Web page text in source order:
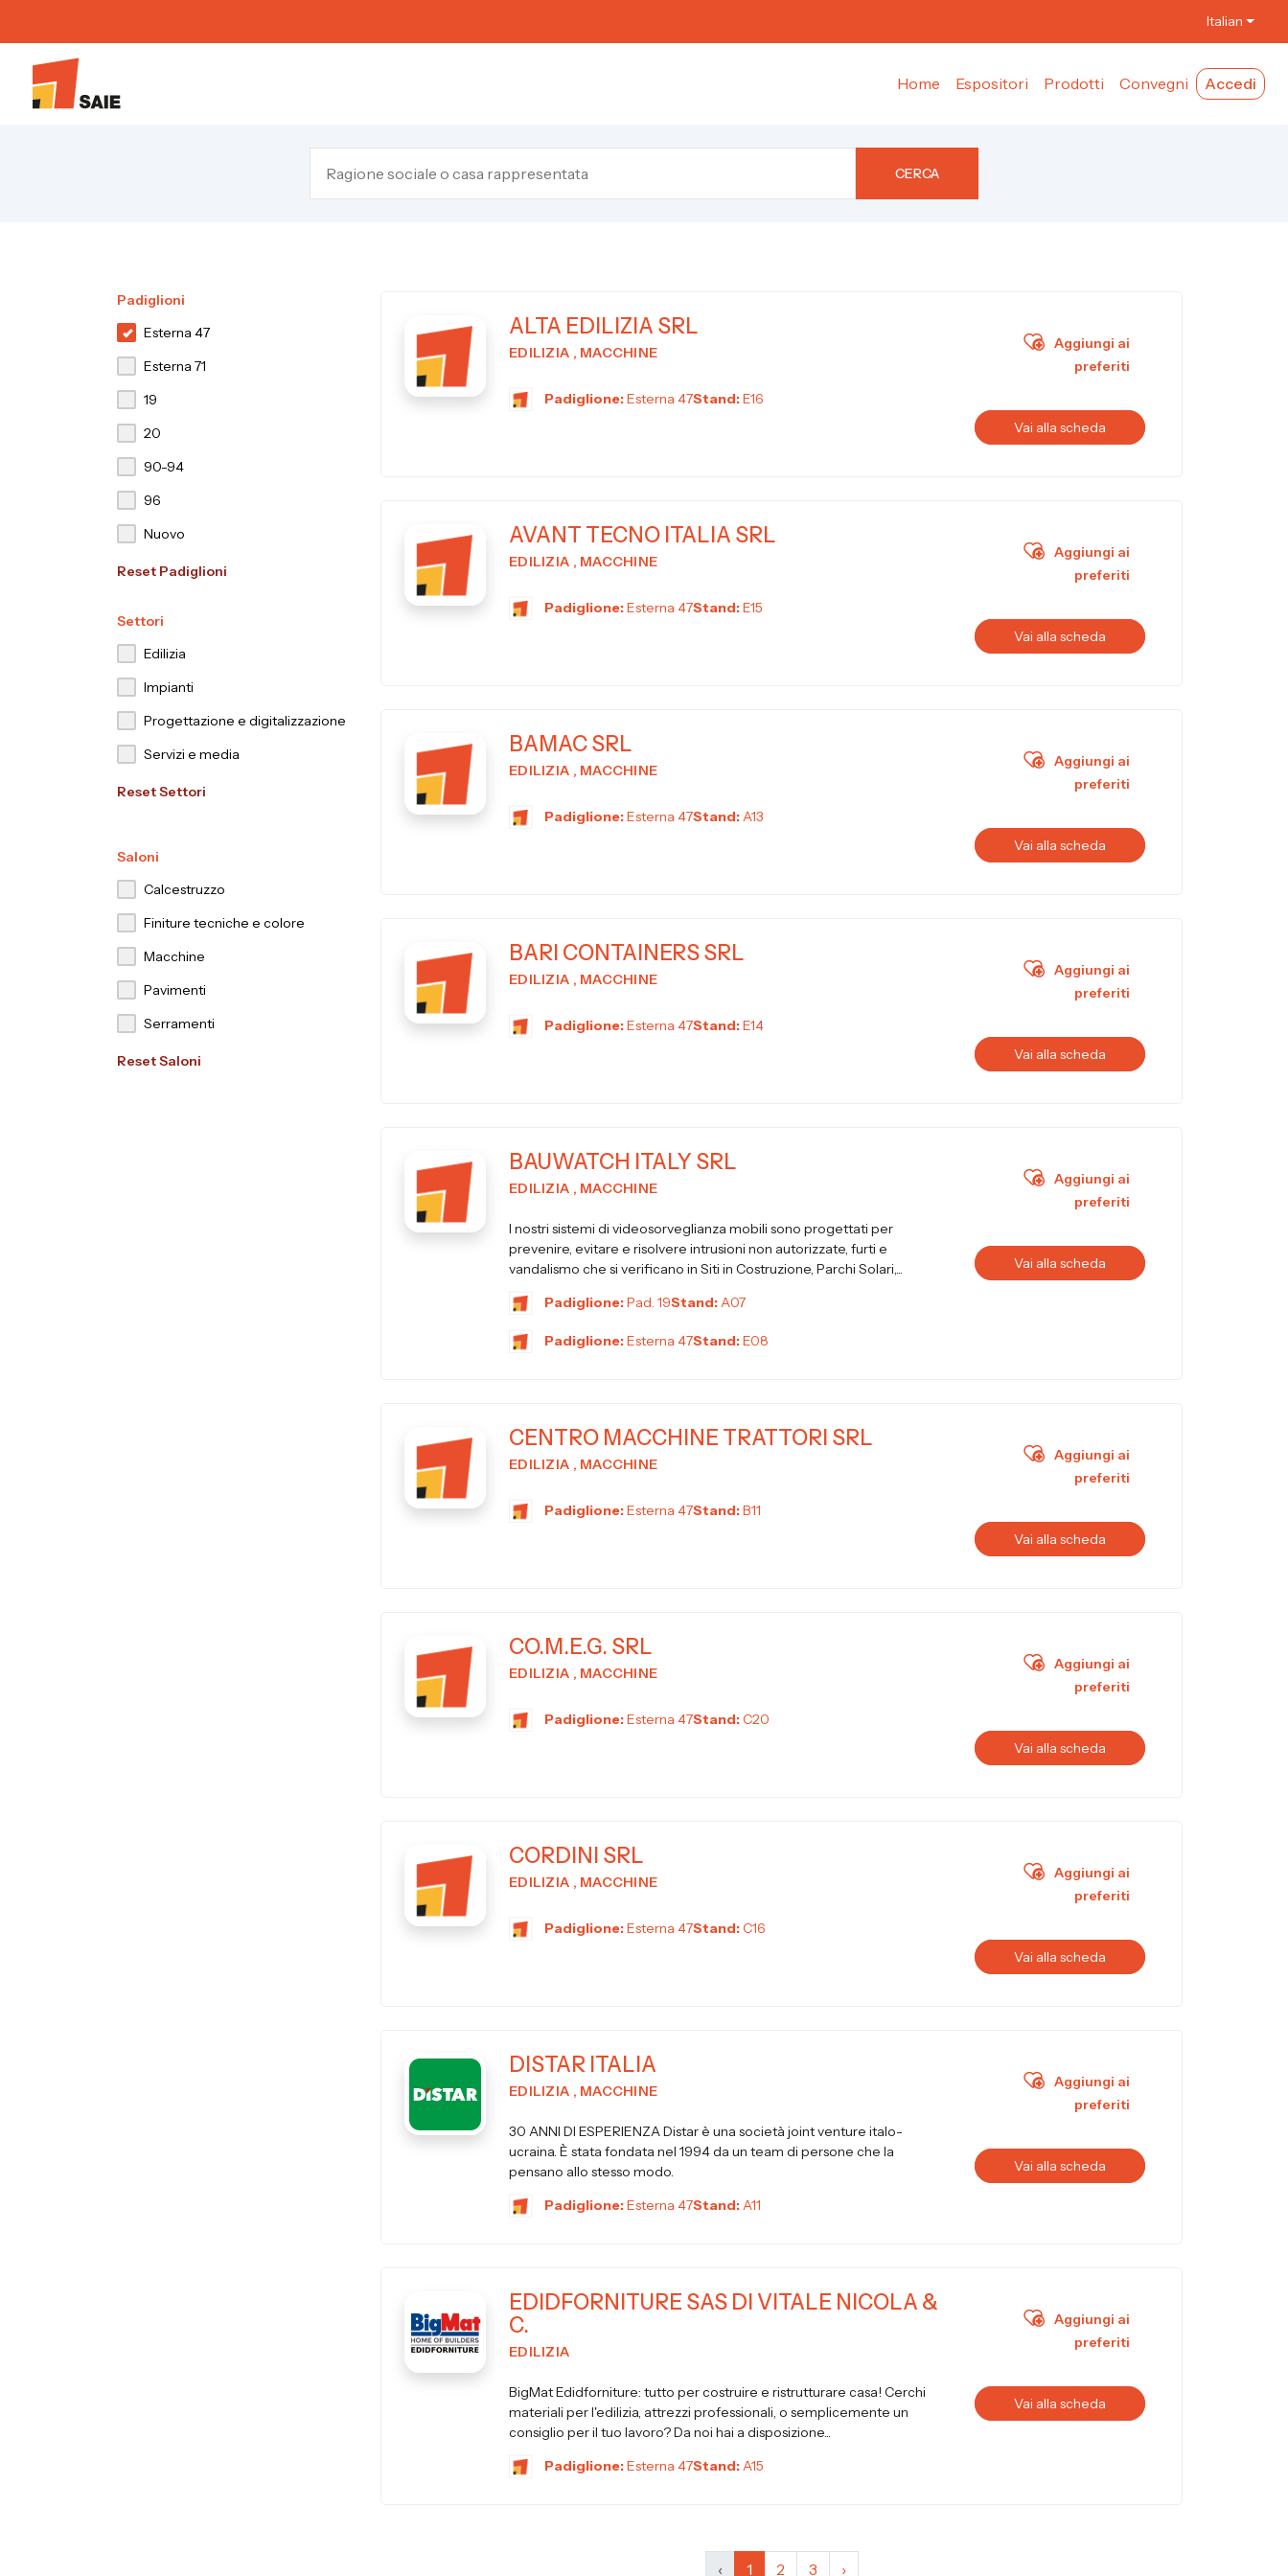
Italian
Home Espositori Prodotti Convegni Accedi
CERCA
Padiglioni
Esterna 47
Esterna 71
19
20
90-94
96
Nuovo
Reset Padiglioni
Settori
Edilizia
Impianti
Progettazione e digitalizzazione
Servizi e media
Reset Settori
Saloni
Calcestruzzo
Finiture tecniche e colore
Macchine
Pavimenti
Serramenti
Reset Saloni
ALTA EDILIZIA SRL
EDILIZIA , MACCHINE
Padiglione:Esterna 47Stand:E16
Aggiungi ai
preferiti
Vai alla scheda
AVANT TECNO ITALIA SRL
EDILIZIA , MACCHINE
Padiglione:Esterna 47Stand:E15
Aggiungi ai
preferiti
Vai alla scheda
BAMAC SRL
EDILIZIA , MACCHINE
Padiglione:Esterna 47Stand:A13
Aggiungi ai
preferiti
Vai alla scheda
BARI CONTAINERS SRL
EDILIZIA , MACCHINE
Padiglione:Esterna 47Stand:E14
Aggiungi ai
preferiti
Vai alla scheda
BAUWATCH ITALY SRL
EDILIZIA , MACCHINE
I nostri sistemi di videosorveglianza mobili sono progettati per
prevenire, evitare e risolvere intrusioni non autorizzate, furti e
vandalismo che si verificano in Siti in Costruzione, Parchi Solari,...
Padiglione:Pad. 19Stand:A07
Padiglione:Esterna 47Stand:E08
Aggiungi ai
preferiti
Vai alla scheda
CENTRO MACCHINE TRATTORI SRL
EDILIZIA , MACCHINE
Padiglione:Esterna 47Stand:B11
Aggiungi ai
preferiti
Vai alla scheda
CO.M.E.G. SRL
EDILIZIA , MACCHINE
Padiglione:Esterna 47Stand:C20
Aggiungi ai
preferiti
Vai alla scheda
CORDINI SRL
EDILIZIA , MACCHINE
Padiglione:Esterna 47Stand:C16
Aggiungi ai
preferiti
Vai alla scheda
DISTAR ITALIA
EDILIZIA , MACCHINE
30 ANNI DI ESPERIENZA Distar è una società joint venture italo-
ucraina. È stata fondata nel 1994 da un team di persone che la
pensano allo stesso modo.
Padiglione:Esterna 47Stand:A11
Aggiungi ai
preferiti
Vai alla scheda
EDIDFORNITURE SAS DI VITALE NICOLA &
C.
EDILIZIA
BigMat Edidforniture: tutto per costruire e ristrutturare casa! Cerchi
materiali per l'edilizia, attrezzi professionali, o semplicemente un
consiglio per il tuo lavoro? Da noi hai a disposizione...
Padiglione:Esterna 47Stand:A15
Aggiungi ai
preferiti
Vai alla scheda
‹ 1 2 3 ›